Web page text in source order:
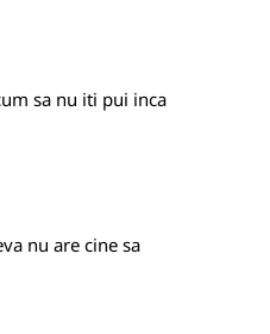
sa nu iti pui inca
nu are cine sa